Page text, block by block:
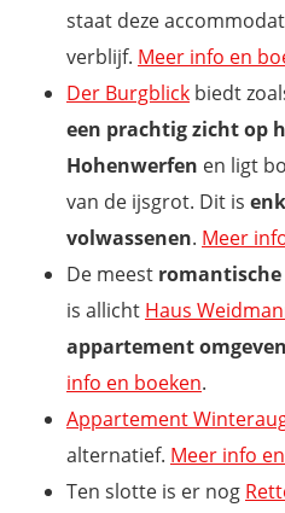
staat deze
verblijf. Meer info en
Der Burgblick biedt
een prachtig zicht op
Hohenwerfen en ligt
van de ijsgrot. Dit is
volwassenen. Meer
De meest
is allicht Haus
appartement
info en boeken.
Appartement
alternatief. Meer info
Ten slotte is er nog